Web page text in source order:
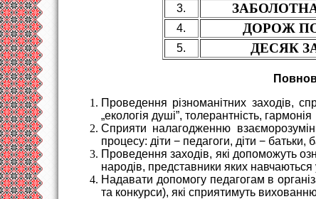
3.
4.
ДОРОЖ
5.
ДЕСЯК
Проведення різноманітних заходів,
„екологія душі”, толерантність, гармонія
Сприяти налагодженню
процесу: діти − педагоги, діти − батьки,
Проведення заходів, які допоможуть
народів, представники яких
Надавати допомогу педагогам в
та конкурси), які сприятимуть